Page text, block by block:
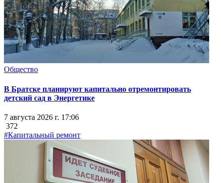
Общество
В Братске планируют капитально отремонтировать
детский сад в Энергетике
7 августа 2026 г. 17:06
372
#Капитальный ремонт